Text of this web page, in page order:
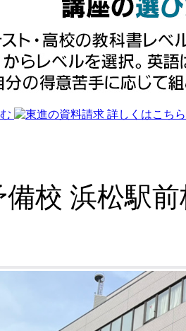
こちら
詳しくはこちら
校 浜松駅前